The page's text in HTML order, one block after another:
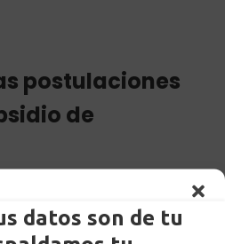
datos son de tu
postulaciones
de